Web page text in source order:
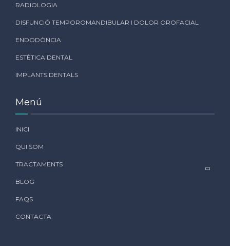
RADIOLOGIA
DISFUNCIÓ TEMPOROMANDIBULAR I DOLOR OROFACIAL
ENDODÒNCIA
ESTÈTICA DENTAL
IMPLANTS DENTALS
Menú
INICI
QUI SOM
TRACTAMENTS
BLOG
FAQS
CONTACTA